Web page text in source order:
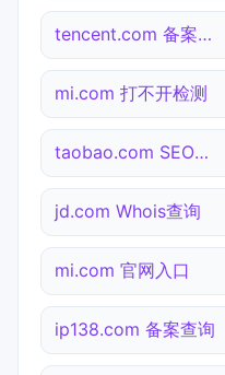
tencent.com 备案查询
mi.com 打不开检测
taobao.com SEO体检
jd.com Whois查询
mi.com 官网入口
ip138.com 备案查询